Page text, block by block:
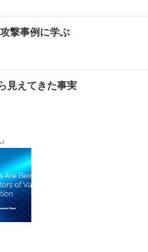
撃事例に学ぶ
見えてきた事実